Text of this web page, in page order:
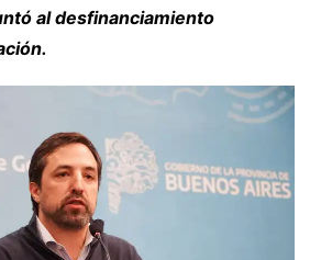
al desfinanciamiento